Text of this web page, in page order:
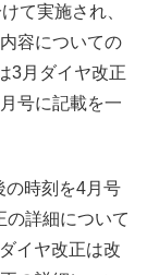
て実施され、
容についての
3月ダイヤ改正
号に記載を一
の時刻を4月号
の詳細について
イヤ改正は改